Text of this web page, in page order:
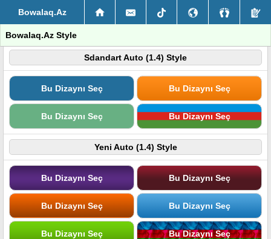
Bowalaq.Az
Bowalaq.Az Style
Sdandart Auto (1.4) Style
Bu Dizaynı Seç Bu Dizaynı Seç
Bu Dizaynı Seç Bu Dizaynı Seç
Yeni Auto (1.4) Style
Bu Dizaynı Seç Bu Dizaynı Seç
Bu Dizaynı Seç Bu Dizaynı Seç
Bu Dizaynı Seç Bu Dizaynı Seç